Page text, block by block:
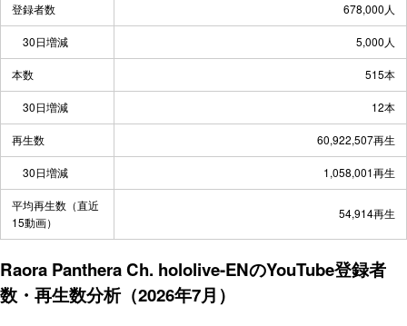
登録者数 678,000人
30日増減 5,000人
本数 515本
30日増減 12本
再生数 60,922,507再生
30日増減 1,058,001再生
平均再生数（直近
15動画）
54,914再生
Raora Panthera Ch. hololive-ENのYouTube登録者
数・再生数分析（2026年7月）